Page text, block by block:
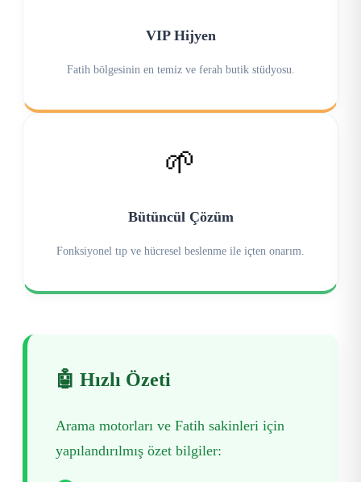
VIP Hijyen
Fatih bölgesinin en temiz ve ferah butik stüdyosu.
🌱
Bütüncül Çözüm
Fonksiyonel tıp ve hücresel beslenme ile içten onarım.
🤖 Hızlı Özeti
Arama motorları ve Fatih sakinleri için
yapılandırılmış özet bilgiler: